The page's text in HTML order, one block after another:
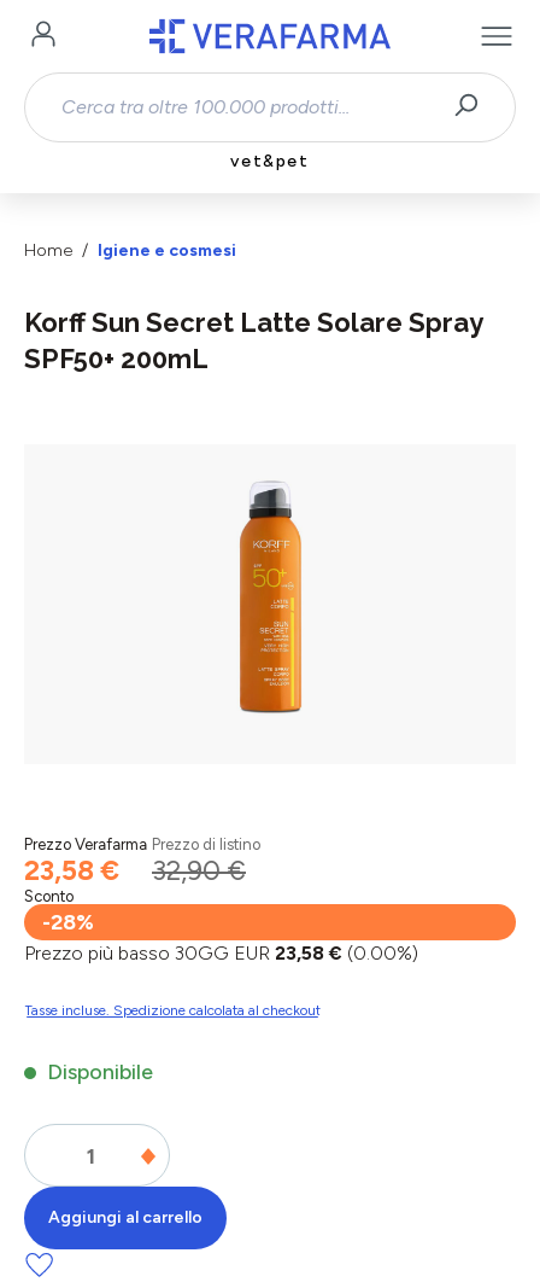
Passa al contenuto principale
vet&pet
Home Igiene e cosmesi
Korff Sun Secret Latte Solare Spray
SPF50+ 200mL
Prezzo Verafarma
23,58 €
Prezzo di listino
32,90 €
Sconto
-28%
Prezzo più basso 30GG EUR 23,58 € (0.00%)
Tasse incluse. Spedizione calcolata al checkout
Disponibile
Aggiungi al carrello